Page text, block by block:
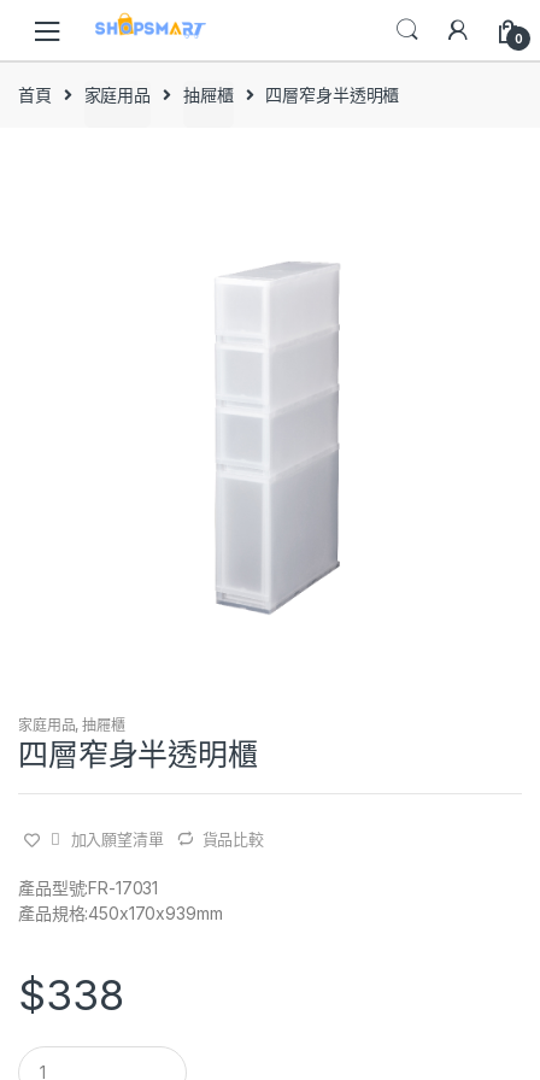
navigation
content
0
首頁 家庭用品 抽屜櫃 四層窄身半透明櫃
家庭用品,抽屜櫃
四層窄身半透明櫃
加入願望清單 貨品比較
產品型號:FR-17031
產品規格:450x170x939mm
$338
Q